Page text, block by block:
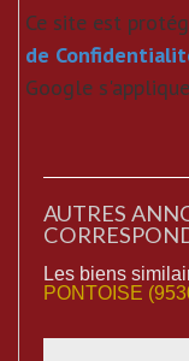
Ce site est
de
Google
AUTRES
Les biens
PONTOISE